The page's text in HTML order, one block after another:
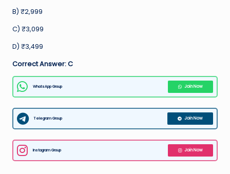
B) ₹2,999
C) ₹3,099
D) ₹3,499
Correct Answer: C
WhatsApp Group Join Now
Telegram Group Join Now
Instagram Group Join Now